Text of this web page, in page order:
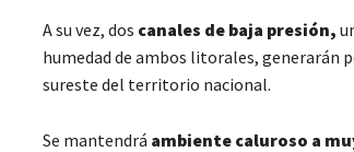
A su vez, dos canales de baja presión,
humedad de ambos litorales, generarán
sureste del territorio nacional.
Se mantendrá ambiente caluroso a